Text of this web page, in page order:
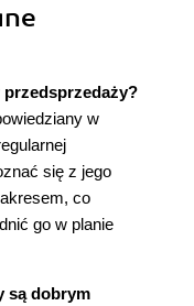
przedsprzedaży?
w
się z jego
co
go w planie
są dobrym